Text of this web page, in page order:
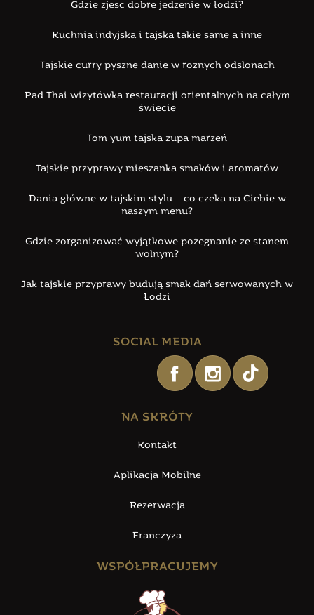
Gdzie zjesc dobre jedzenie w łodzi?
Kuchnia indyjska i tajska takie same a inne
Tajskie curry pyszne danie w roznych odslonach
Pad Thai wizytówka restauracji orientalnych na całym
świecie
Tom yum tajska zupa marzeń
Tajskie przyprawy mieszanka smaków i aromatów
Dania główne w tajskim stylu – co czeka na Ciebie w
naszym menu?
Gdzie zorganizować wyjątkowe pożegnanie ze stanem
wolnym?
Jak tajskie przyprawy budują smak dań serwowanych w
Łodzi
SOCIAL MEDIA
NA SKRÓTY
Kontakt
Aplikacja Mobilne
Rezerwacja
Franczyza
WSPÓŁPRACUJEMY